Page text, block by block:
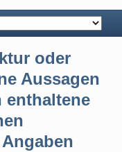
oder
Aussagen
enthaltene